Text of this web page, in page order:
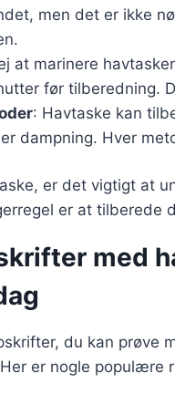
men det er ikke
at marinere
før tilberedning.
: Havtaske kan
dampning. Hver
er det vigtigt at
er at tilberede
med
du kan prøve
er nogle populære